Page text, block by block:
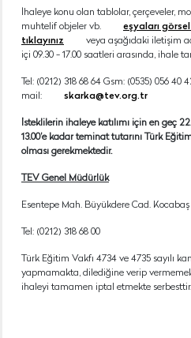
İhaleye konu olan tablolar, çerçeveler,
muhtelif objeler vb.
eşyaları
tıklayınız
veya aşağıdaki iletişim
içi 09.30 - 17.00 saatleri arasında, ihale
Tel: (0212) 318 68 64 Gsm: (0535) 056
mail:
skarka@tev.org.tr
İsteklilerin ihaleye katılımı için en geç
13.00’e kadar teminat tutarını Türk
olması gerekmektedir.
TEV Genel Müdürlük
Esentepe Mah. Büyükdere Cad. Kocabaş
Tel: (0212) 318 68 00
Türk Eğitim Vakfı 4734 ve 4735 sayılı
yapmamakta, dilediğine verip
ihaleyi tamamen iptal etmekte serbesttir.